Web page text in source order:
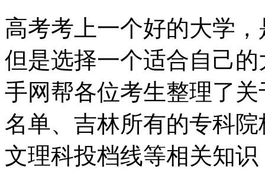
高考考上一个好的大学
但是选择一个适合自己
手网帮各位考生整理了
名单、吉林所有的专科
文理科投档线等相关知